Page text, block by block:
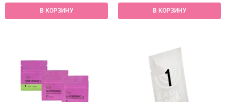
В КОРЗИНУ В КОРЗИНУ